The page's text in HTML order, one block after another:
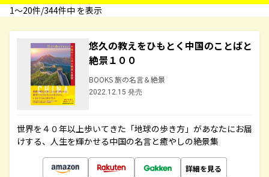
1〜20件/344件中 を表示
悠久の教えをひもとく中国のことばと
絶景１００
BOOKS 旅の名言＆絶景
2022.12.15 発売
世界を４０年以上歩いてきた「地球の歩き方」があなたにお届
けする、人生を輝かせる中国の名言と癒やしの絶景集
詳細を見る